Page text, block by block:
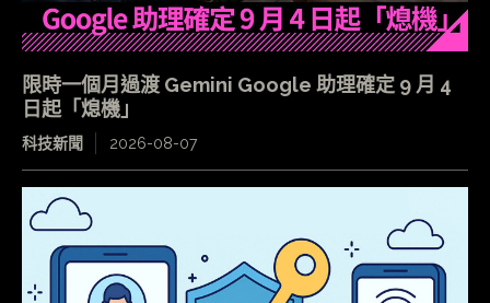
限時一個月過渡 Gemini Google 助理確定 9 月 4
日起「熄機」
科技新聞 2026-08-07